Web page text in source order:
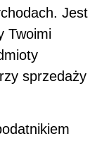
Jest
Twoimi
sprzedaży